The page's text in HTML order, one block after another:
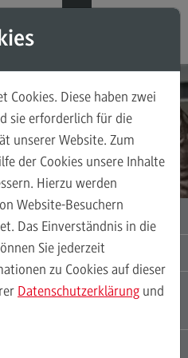
Suchen
DHBW
Cookies. Diese haben zwei
sie erforderlich für die
unserer Website. Zum
der Cookies unsere Inhalte
Hierzu werden
Website-Besuchern
Das Einverständnis in die
Sie jederzeit
zu Cookies auf dieser
Datenschutzerklärung und